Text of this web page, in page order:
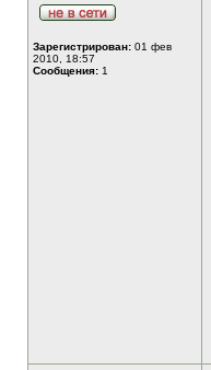
Зарегистрирован: 01 фев
2010, 18:57
Сообщения: 1